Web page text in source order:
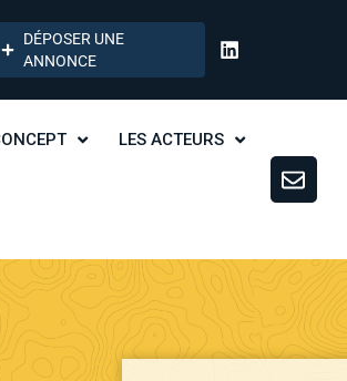
DÉPOSER UNE
ANNONCE
LES ACTEURS